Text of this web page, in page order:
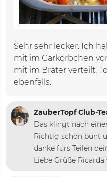
Sehr sehr lecker. Ich
mit im Garkörbchen
mit im Bräter verteilt.
ebenfalls.
ZauberTopf Club-
Das klingt nach
Richtig schön bunt
danke fürs Teilen
Liebe Grüße